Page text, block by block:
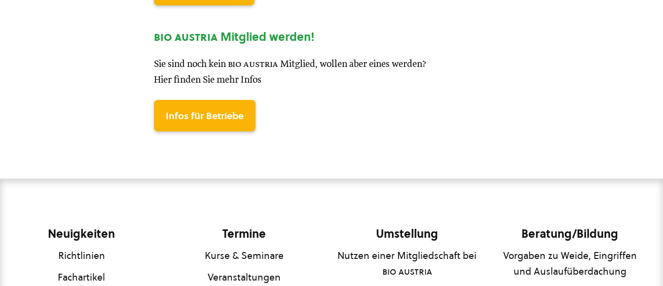
bio austria Mitglied werden!
Sie sind noch kein bio austria Mitglied, wollen aber eines werden?
Hier finden Sie mehr Infos
Infos für Betriebe
Neuigkeiten
Richtlinien
Fachartikel
Termine
Kurse & Seminare
Veranstaltungen
Umstellung
Nutzen einer Mitgliedschaft bei
bio austria
Beratung/Bildung
Vorgaben zu Weide, Eingriffen
und Auslaufüberdachung